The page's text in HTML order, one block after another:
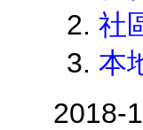
2. 社
3. 本
2018-